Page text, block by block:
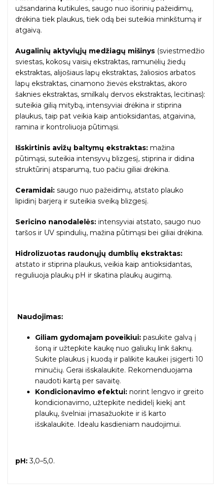
užsandarina kutikules, saugo nuo išorinių pažeidimų,
drėkina tiek plaukus, tiek odą bei suteikia minkštumą ir
atgaivą.
Augalinių aktyviųjų medžiagų mišinys (sviestmedžio
sviestas, kokosų vaisių ekstraktas, ramunėlių žiedų
ekstraktas, alijošiaus lapų ekstraktas, žaliosios arbatos
lapų ekstraktas, cinamono žievės ekstraktas, akoro
šaknies ekstraktas, smilkalų dervos ekstraktas, lecitinas):
suteikia gilią mitybą, intensyviai drėkina ir stiprina
plaukus, taip pat veikia kaip antioksidantas, atgaivina,
ramina ir kontroliuoja pūtimąsi.
Išskirtinis avižų baltymų ekstraktas: mažina
pūtimąsi, suteikia intensyvų blizgesį, stiprina ir didina
struktūrinį atsparumą, tuo pačiu giliai drėkina.
Ceramidai: saugo nuo pažeidimų, atstato plauko
lipidinį barjerą ir suteikia sveiką blizgesį.
Sericino nanodalelės: intensyviai atstato, saugo nuo
taršos ir UV spindulių, mažina pūtimąsi bei giliai drėkina.
Hidrolizuotas raudonųjų dumblių ekstraktas:
atstato ir stiprina plaukus, veikia kaip antioksidantas,
reguliuoja plaukų pH ir skatina plaukų augimą.
Naudojimas:
Giliam gydomajam poveikiui: pasukite galvą į
šoną ir užtepkite kaukę nuo galiukų link šaknų.
Sukite plaukus į kuodą ir palikite kaukei įsigerti 10
minučių. Gerai išskalaukite. Rekomenduojama
naudoti kartą per savaitę.
Kondicionavimo efektui: norint lengvo ir greito
kondicionavimo, užtepkite nedidelį kiekį ant
plaukų, švelniai įmasažuokite ir iš karto
išskalaukite. Idealu kasdieniam naudojimui.
pH:3,0–5,0.